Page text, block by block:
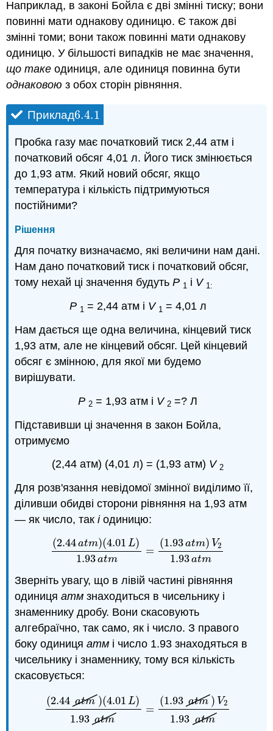
Наприклад, в законі Бойла є дві змінні тиску; вони
повинні мати однакову одиницю. Є також дві
змінні томи; вони також повинні мати однакову
одиницю. У більшості випадків не має значення,
що таке одиниця, але одиниця повинна бути
однаковою з обох сторін рівняння.
Приклад6.4.1
6.4.1
Пробка газу має початковий тиск 2,44 атм і
початковий обсяг 4,01 л. Його тиск змінюється
до 1,93 атм. Який новий обсяг, якщо
температура і кількість підтримуються
постійними?
Рішення
Для початку визначаємо, які величини нам дані.
Нам дано початковий тиск і початковий обсяг,
тому нехай ці значення будутьP 1 і V 1:
Р 1 = 2,44 атм і V 1 = 4,01 л
Нам дається ще одна величина, кінцевий тиск
1,93 атм, але не кінцевий обсяг. Цей кінцевий
обсяг є змінною, для якої ми будемо
вирішувати.
Р 2 = 1,93 атм і V 2 =? Л
Підставивши ці значення в закон Бойла,
отримуємо
(2,44 атм) (4,01 л) = (1,93 атм) V 2
Для розв'язання невідомої змінної виділимо її,
діливши обидві сторони рівняння на 1,93 атм
— як число, такіодиницю:
(2.44atm)(4.01 L)
1.93 atm
=
(1.93 atm) V2
1.93 atm
(2.44atm)(4.01L)1.93atm=(1.93atm)
Зверніть увагу, що в лівій частині рівняння
одиницяатм знаходиться в чисельнику і
знаменнику дробу. Вони скасовують
алгебраїчно, так само, як і число. З правого
боку одиницяатм і число 1.93 знаходяться в
чисельнику і знаменнику, тому вся кількість
скасовується:
(2.44 atm )(4.01 L)
1.93 atm
=
(1.93 atm ) V2
1.93 atm
(2.44atm)(4.01L)1.93at m=(1.93atm)V2